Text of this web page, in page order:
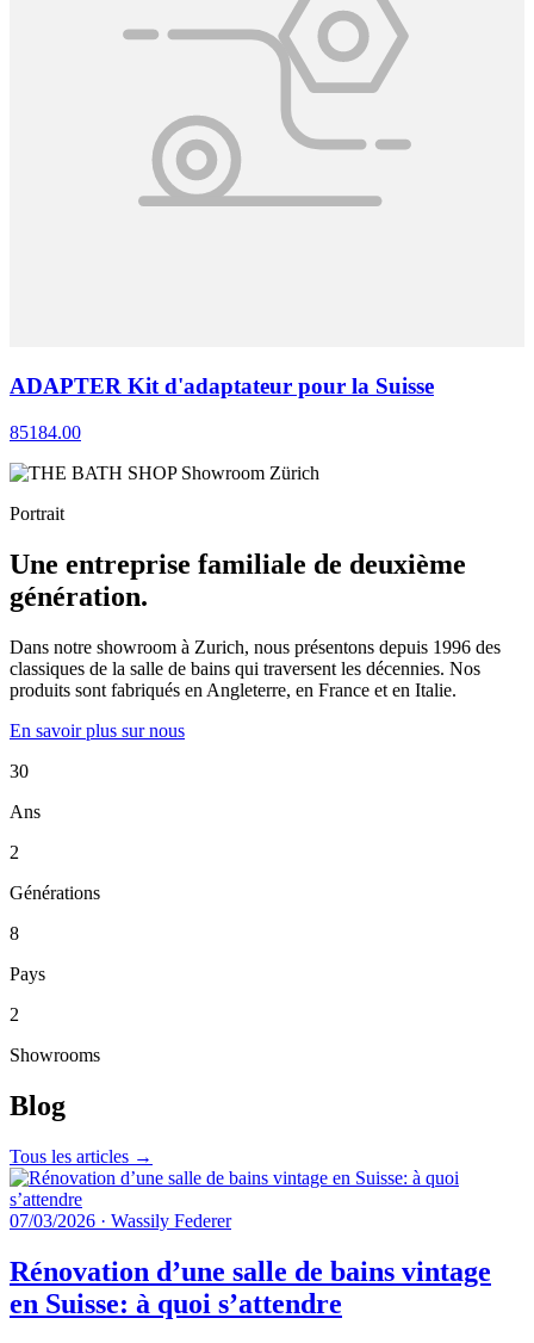
ADAPTER Kit d'adaptateur pour la Suisse
85184.00
Portrait
Une entreprise familiale de deuxième
génération.
Dans notre showroom à Zurich, nous présentons depuis 1996 des
classiques de la salle de bains qui traversent les décennies. Nos
produits sont fabriqués en Angleterre, en France et en Italie.
En savoir plus sur nous
30
Ans
2
Générations
8
Pays
2
Showrooms
Blog
Tous les articles →
07/03/2026 · Wassily Federer
Rénovation d’une salle de bains vintage
en Suisse: à quoi s’attendre